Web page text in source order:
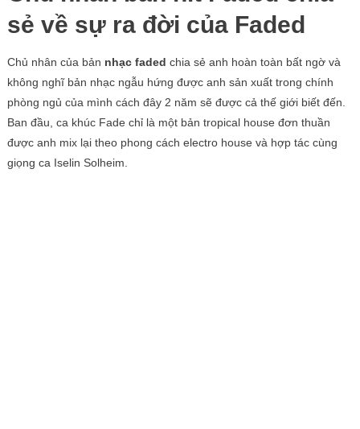
sẻ về sự ra đời của Faded
Chủ nhân của bản nhạc faded chia sẻ anh hoàn toàn bất ngờ và
không nghĩ bản nhạc ngẫu hứng được anh sản xuất trong chính
phòng ngủ của mình cách đây 2 năm sẽ được cả thế giới biết đến.
Ban đầu, ca khúc Fade chỉ là một bản tropical house đơn thuần
được anh mix lại theo phong cách electro house và hợp tác cùng
giọng ca Iselin Solheim.